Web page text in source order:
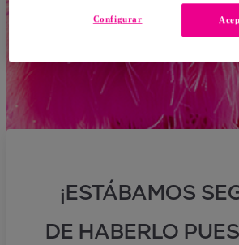
¡ESTÁBAMOS
DE HABERLO
Configurar